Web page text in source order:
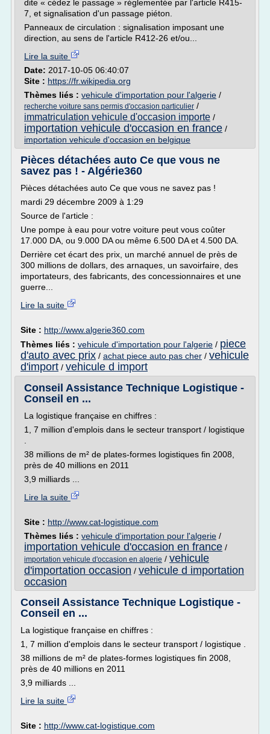
dite « cédez le passage » réglementée par l'article R415-
7, et signalisation d'un passage piéton.
Panneaux de circulation : signalisation imposant une
direction, au sens de l'article R412-26 et/ou...
Lire la suite
Date: 2017-10-05 06:40:07
Site : https://fr.wikipedia.org
Thèmes liés : vehicule d'importation pour l'algerie /
recherche voiture sans permis d'occasion particulier /
immatriculation vehicule d'occasion importe /
importation vehicule d'occasion en france /
importation vehicule d'occasion en belgique
Pièces détachées auto Ce que vous ne
savez pas ! - Algérie360
Pièces détachées auto Ce que vous ne savez pas !
mardi 29 décembre 2009 à 1:29
Source de l'article :
Une pompe à eau pour votre voiture peut vous coûter
17.000 DA, ou 9.000 DA ou même 6.500 DA et 4.500 DA.
Derrière cet écart des prix, un marché annuel de près de
300 millions de dollars, des arnaques, un savoirfaire, des
importateurs, des fabricants, des concessionnaires et une
guerre...
Lire la suite
Site : http://www.algerie360.com
Thèmes liés : vehicule d'importation pour l'algerie / piece
d'auto avec prix / achat piece auto pas cher / vehicule
d'import / vehicule d import
Conseil Assistance Technique Logistique -
Conseil en ...
La logistique française en chiffres :
1, 7 million d'emplois dans le secteur transport / logistique
38 millions de m² de plates-formes logistiques fin 2008,
près de 40 millions en 2011
3,9 milliards ...
Lire la suite
Site : http://www.cat-logistique.com
Thèmes liés : vehicule d'importation pour l'algerie /
importation vehicule d'occasion en france /
importation vehicule d'occasion en algerie / vehicule
d'importation occasion / vehicule d importation
occasion
Conseil Assistance Technique Logistique -
Conseil en ...
La logistique française en chiffres :
1, 7 million d'emplois dans le secteur transport / logistique .
38 millions de m² de plates-formes logistiques fin 2008,
près de 40 millions en 2011
3,9 milliards ...
Lire la suite
Site : http://www.cat-logistique.com